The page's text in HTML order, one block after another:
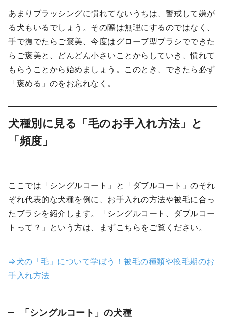
あまりブラッシングに慣れてないうちは、警戒して嫌が
る犬もいるでしょう。その際は無理にするのではなく、
手で撫でたらご褒美、今度はグローブ型ブラシでできた
らご褒美と、どんどん小さいことからしていき、慣れて
もらうことから始めましょう。このとき、できたら必ず
「褒める」のをお忘れなく。
犬種別に見る「毛のお手入れ方法」と
「頻度」
ここでは「シングルコート」と「ダブルコート」のそれ
ぞれ代表的な犬種を例に、お手入れの方法や被毛に合っ
たブラシを紹介します。「シングルコート、ダブルコー
トって？」という方は、まずこちらをご覧ください。
⇒犬の「毛」について学ぼう！被毛の種類や換毛期のお
手入れ方法
「シングルコート」の犬種